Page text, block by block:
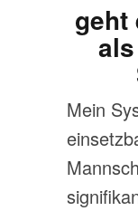
geht
Mein